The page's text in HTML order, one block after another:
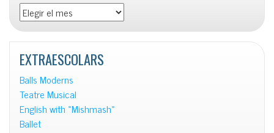
Totes
les
notícies
EXTRAESCOLARS
Balls Moderns
Teatre Musical
English with «Mishmash»
Ballet